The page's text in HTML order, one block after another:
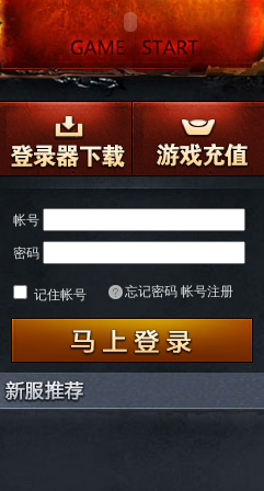
帐号
密码
记住帐号 忘记密码 帐号注册